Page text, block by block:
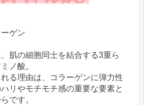
ゲン
肌の細胞同士を結合する3重ら
ノ酸。
る理由は、コラーゲンに弾力性
リやモチモチ感の重要な要素と
です。